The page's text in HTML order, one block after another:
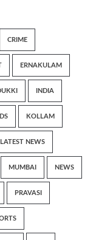
CRIME
ERNAKULAM
INDIA
KOLLAM
LATEST NEWS
MUMBAI NEWS
PRAVASI